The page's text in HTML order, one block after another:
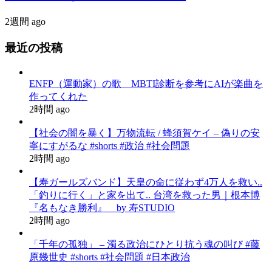
2週間 ago
最近の投稿
ENFP（運動家）の歌 MBTI診断を参考にAIが楽曲を
作ってくれた
2時間 ago
【社会の闇を暴く】万物流転 / 蜂須賀ケイ – 偽りの安
寧にすがるな #shorts #政治 #社会問題
2時間 ago
【寿ガールズバンド】天皇の命に従わず4万人を救い..
「釣りに行く」と家を出て.. 台湾を救った男｜根本博
『名もなき勝利』 by 寿STUDIO
2時間 ago
「千年の孤独」 – 濁る政治にひとり抗う魂の叫び #藤
原幾世史 #shorts #社会問題 #日本政治